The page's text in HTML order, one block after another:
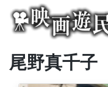
content
尾野真千子